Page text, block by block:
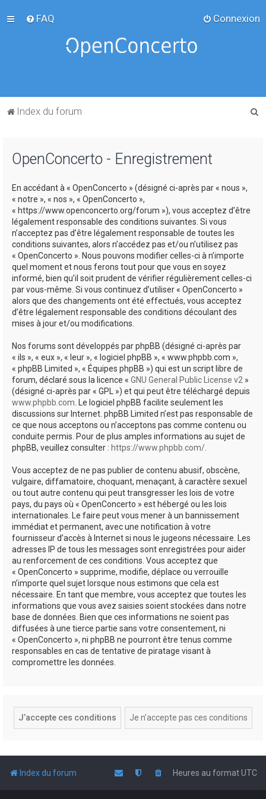
FAQ Connexion
Index du forum
OpenConcerto - Enregistrement
En accédant à « OpenConcerto » (désigné ci-après par « nous »,
« notre », « nos », « OpenConcerto »,
« https://www.openconcerto.org/forum »), vous acceptez d’être
légalement responsable des conditions suivantes. Si vous
n’acceptez pas d’être légalement responsable de toutes les
conditions suivantes, alors n’accédez pas et/ou n’utilisez pas
« OpenConcerto ». Nous pouvons modifier celles-ci à n’importe
quel moment et nous ferons tout pour que vous en soyez
informé, bien qu’il soit prudent de vérifier régulièrement celles-ci
par vous-même. Si vous continuez d’utiliser « OpenConcerto »
alors que des changements ont été effectués, vous acceptez
d’être légalement responsable des conditions découlant des
mises à jour et/ou modifications.
Nos forums sont développés par phpBB (désigné ci-après par
« ils », « eux », « leur », « logiciel phpBB », « www.phpbb.com »,
« phpBB Limited », « Équipes phpBB ») qui est un script libre de
forum, déclaré sous la licence « GNU General Public License v2 »
(désigné ci-après par « GPL ») et qui peut être téléchargé depuis
www.phpbb.com. Le logiciel phpBB facilite seulement les
discussions sur Internet. phpBB Limited n’est pas responsable de
ce que nous acceptons ou n’acceptons pas comme contenu ou
conduite permis. Pour de plus amples informations au sujet de
phpBB, veuillez consulter : https://www.phpbb.com/.
Vous acceptez de ne pas publier de contenu abusif, obscène,
vulgaire, diffamatoire, choquant, menaçant, à caractère sexuel
ou tout autre contenu qui peut transgresser les lois de votre
pays, du pays où « OpenConcerto » est hébergé ou les lois
internationales. Le faire peut vous mener à un bannissement
immédiat et permanent, avec une notification à votre
fournisseur d’accès à Internet si nous le jugeons nécessaire. Les
adresses IP de tous les messages sont enregistrées pour aider
au renforcement de ces conditions. Vous acceptez que
« OpenConcerto » supprime, modifie, déplace ou verrouille
n’importe quel sujet lorsque nous estimons que cela est
nécessaire. En tant que membre, vous acceptez que toutes les
informations que vous avez saisies soient stockées dans notre
base de données. Bien que ces informations ne soient pas
diffusées à une tierce partie sans votre consentement, ni
« OpenConcerto », ni phpBB ne pourront être tenus comme
responsables en cas de tentative de piratage visant à
compromettre les données.
Index du forum Heures au formatUTC